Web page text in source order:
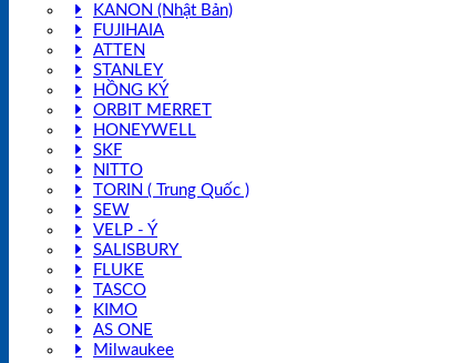
KANON (Nhật Bản)
FUJIHAIA
ATTEN
STANLEY
HỒNG KÝ
ORBIT MERRET
HONEYWELL
SKF
NITTO
TORIN ( Trung Quốc )
SEW
VELP - Ý
SALISBURY
FLUKE
TASCO
KIMO
AS ONE
Milwaukee